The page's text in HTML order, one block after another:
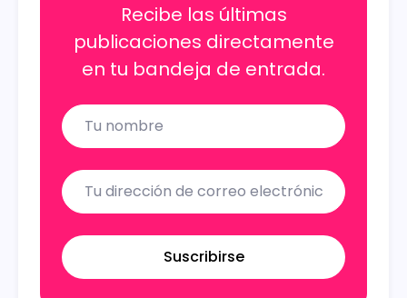
Recibe las últimas
publicaciones directamente
en tu bandeja de entrada.
Name
Email
Suscribirse